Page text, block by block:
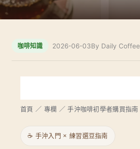
咖啡知識 2026-06-03By Daily Coffee
前言
首頁 ／ 專欄 ／手沖咖啡初學者購買指南
☕ 手沖入門 × 練習選豆指南